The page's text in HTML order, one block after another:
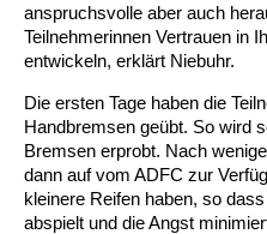
Ortsverein
Krippe Höltystraße
Kindertagesstätte
Kindertagesstätte
Kindertagesstätte
“Mäuseburg” /
Kindertagesstätte
Kindertagesstätte
Kindertagesstätte
Kindertagesstätte
anspruchsvolle aber auch
Teilnehmerinnen Vertrauen in
entwickeln, erklärt Niebuhr.
Die ersten Tage haben die
Handbremsen geübt. So wird
Bremsen erprobt. Nach
dann auf vom ADFC zur
kleinere Reifen haben, so
abspielt und die Angst